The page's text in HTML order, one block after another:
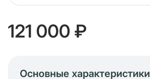
121 000 ₽
Основные характеристики